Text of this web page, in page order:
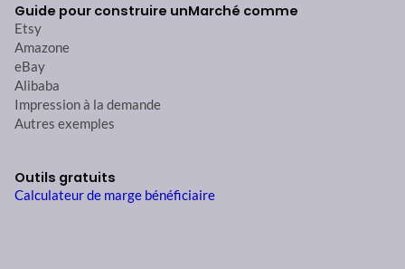
Guide pour construire unMarché comme
Etsy
Amazone
eBay
Alibaba
Impression à la demande
Autres exemples
Outils gratuits
Calculateur de marge bénéficiaire